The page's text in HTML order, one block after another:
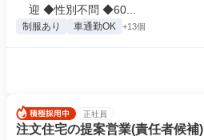
迎 ◆性別不問 ◆60...
制服あり 車通勤OK +13個
正社員
注文住宅の提案営業(責任者候補)